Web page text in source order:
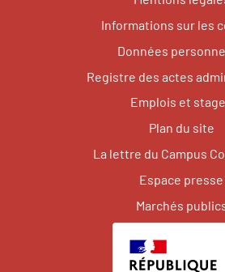
Informations sur les
Données
Registre des actes
Emplois et
Plan du site
La lettre du Campus
Espace presse
Marchés